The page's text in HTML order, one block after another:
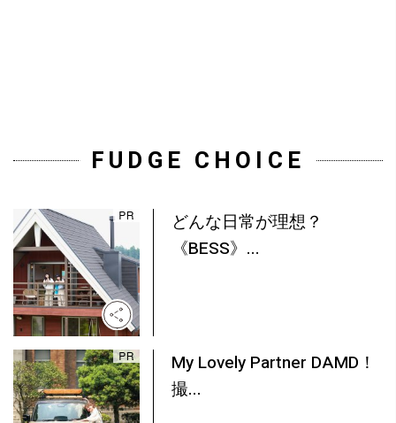
FUDGE CHOICE
どんな日常が理想？
《BESS》...
My Lovely Partner DAMD！
撮...